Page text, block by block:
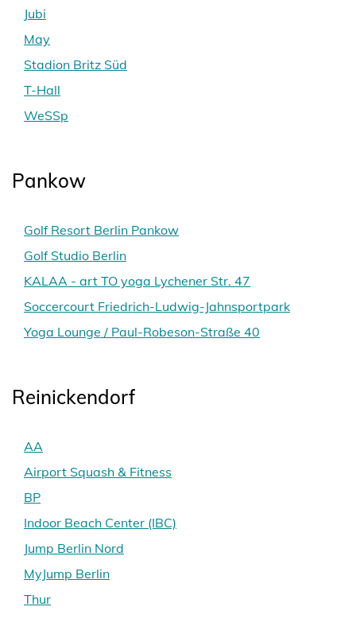
Jubi
May
Stadion Britz Süd
T-Hall
WeSSp
Pankow
Golf Resort Berlin Pankow
Golf Studio Berlin
KALAA - art TO yoga Lychener Str. 47
Soccercourt Friedrich-Ludwig-Jahnsportpark
Yoga Lounge / Paul-Robeson-Straße 40
Reinickendorf
AA
Airport Squash & Fitness
BP
Indoor Beach Center (IBC)
Jump Berlin Nord
MyJump Berlin
Thur